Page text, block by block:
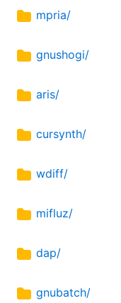
mpria/
gnushogi/
aris/
cursynth/
wdiff/
mifluz/
dap/
gnubatch/